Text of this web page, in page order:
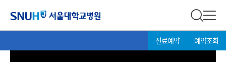
전체 검
재
진료예약 예약조회
Focus의